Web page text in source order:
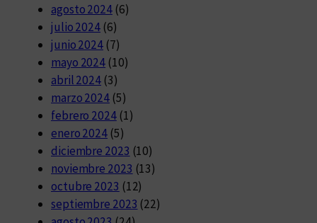
agosto 2024(6)
julio 2024 (6)
junio 2024 (7)
mayo 2024 (10)
abril 2024 (3)
marzo 2024 (5)
febrero 2024(1)
enero 2024 (5)
diciembre 2023 (10)
noviembre 2023 (13)
octubre 2023 (12)
septiembre 2023 (22)